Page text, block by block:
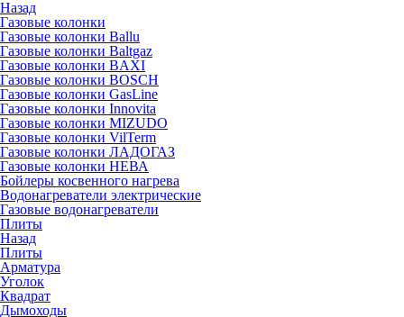
Назад
Газовые колонки
Газовые колонки Ballu
Газовые колонки Baltgaz
Газовые колонки BAXI
Газовые колонки BOSCH
Газовые колонки GasLine
Газовые колонки Innovita
Газовые колонки MIZUDO
Газовые колонки VilTerm
Газовые колонки ЛАДОГАЗ
Газовые колонки НЕВА
Бойлеры косвенного нагрева
Водонагреватели электрические
Газовые водонагреватели
Плиты
Назад
Плиты
Арматура
Уголок
Квадрат
Дымоходы